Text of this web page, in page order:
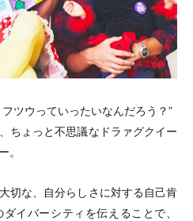
ツウっていったいなんだろう？”
ちょっと不思議なドラァグクイー
。
切な、自分らしさに対する自己肯
イバーシティを伝えることで、